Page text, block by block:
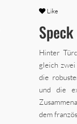
Like
Hinter
gleich
die
und die
dem